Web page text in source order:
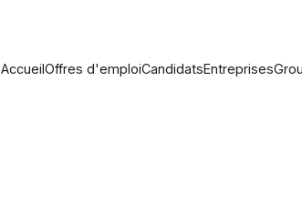
AccueilOffres d'emploiCandidatsEntreprises